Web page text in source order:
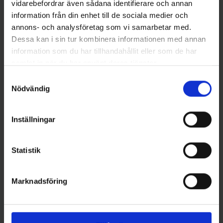
vidarebefordrar även sådana identifierare och annan
information från din enhet till de sociala medier och
annons- och analysföretag som vi samarbetar med.
Dessa kan i sin tur kombinera informationen med annan
information som du har tillhandahållit eller som de har
Nödvändig
Inställningar
Statistik
Marknadsföring
79 kr
16 andra produkter i samma kategori: